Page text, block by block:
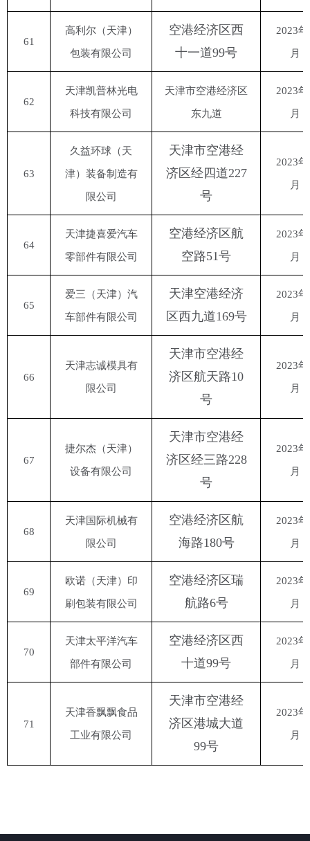
61
高利尔（天津）
包装有限公司
空港经济区西
十一道99号
2023
月
62
天津凯普林光电
科技有限公司
天津市空港经济区
东九道
2023
月
63
久益环球（天
津）装备制造有
限公司
天津市空港经
济区经四道227
号
2023
月
64
天津捷喜爱汽车
零部件有限公司
空港经济区航
空路51号
2023
月
65
爱三（天津）汽
车部件有限公司
天津空港经济
区西九道169号
2023
月
66
天津志诚模具有
限公司
天津市空港经
济区航天路10
号
2023
月
67
捷尔杰（天津）
设备有限公司
天津市空港经
济区经三路228
号
2023
月
68
天津国际机械有
限公司
空港经济区航
海路180号
2023
月
69
欧诺（天津）印
刷包装有限公司
空港经济区瑞
航路6号
2023
月
70
天津太平洋汽车
部件有限公司
空港经济区西
十道99号
2023
月
71
天津香飘飘食品
工业有限公司
天津市空港经
济区港城大道
99号
2023
月